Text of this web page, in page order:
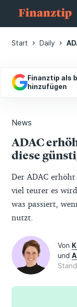
Start Daily
Finanztip als
hinzufügen
News
ADAC
diese
Der ADAC
viel teurer es
was passiert,
nutzt.
Von
und